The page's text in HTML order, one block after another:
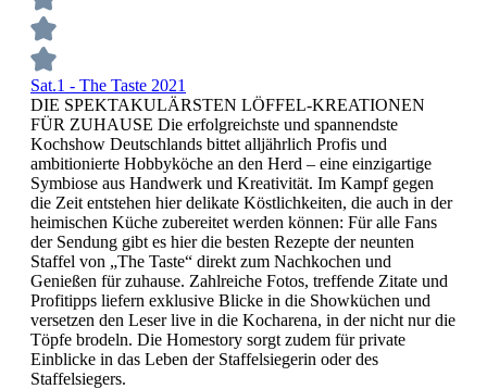
Sat.1 - The Taste 2021
DIE SPEKTAKULÄRSTEN LÖFFEL-KREATIONEN
FÜR ZUHAUSE Die erfolgreichste und spannendste
Kochshow Deutschlands bittet alljährlich Profis und
ambitionierte Hobbyköche an den Herd – eine einzigartige
Symbiose aus Handwerk und Kreativität. Im Kampf gegen
die Zeit entstehen hier delikate Köstlichkeiten, die auch in der
heimischen Küche zubereitet werden können: Für alle Fans
der Sendung gibt es hier die besten Rezepte der neunten
Staffel von „The Taste“ direkt zum Nachkochen und
Genießen für zuhause. Zahlreiche Fotos, treffende Zitate und
Profitipps liefern exklusive Blicke in die Showküchen und
versetzen den Leser live in die Kocharena, in der nicht nur die
Töpfe brodeln. Die Homestory sorgt zudem für private
Einblicke in das Leben der Staffelsiegerin oder des
Staffelsiegers.